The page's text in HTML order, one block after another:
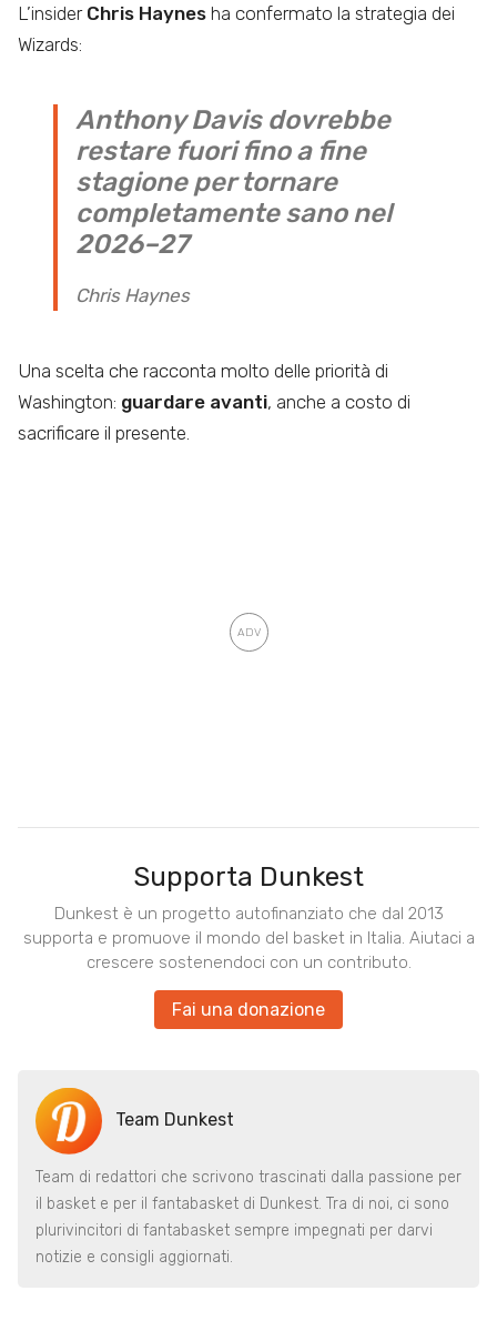
L’insider Chris Haynes ha confermato la strategia dei
Wizards:
Anthony Davis dovrebbe
restare fuori fino a fine
stagione per tornare
completamente sano nel
2026–27
Chris Haynes
Una scelta che racconta molto delle priorità di
Washington: guardare avanti, anche a costo di
sacrificare il presente.
Supporta Dunkest
Dunkest è un progetto autofinanziato che dal 2013
supporta e promuove il mondo del basket in Italia. Aiutaci a
crescere sostenendoci con un contributo.
Fai una donazione
Team Dunkest
Team di redattori che scrivono trascinati dalla passione per
il basket e per il fantabasket di Dunkest. Tra di noi, ci sono
plurivincitori di fantabasket sempre impegnati per darvi
notizie e consigli aggiornati.